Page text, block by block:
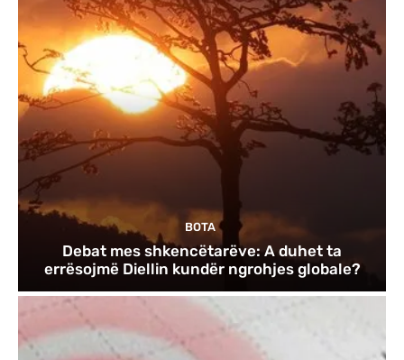
BOTA
Debat mes shkencëtarëve: A duhet ta
errësojmë Diellin kundër ngrohjes globale?